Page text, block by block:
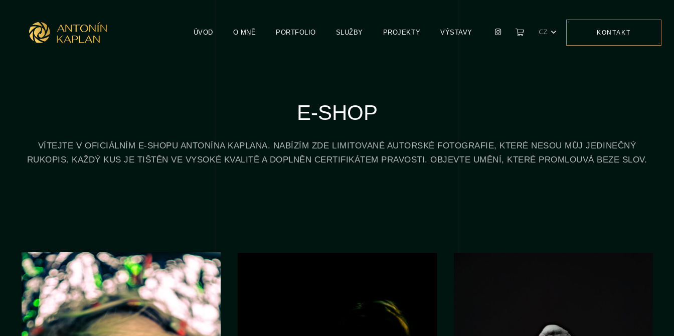
ÚVOD O MNĚ PORTFOLIO SLUŽBY PROJEKTY VÝSTAVY CZ KONTAKT
E-SHOP
VÍTEJTE V OFICIÁLNÍM E-SHOPU ANTONÍNA KAPLANA. NABÍZÍM ZDE LIMITOVANÉ AUTORSKÉ FOTOGRAFIE, KTERÉ NESOU MŮJ JEDINEČNÝ
RUKOPIS. KAŽDÝ KUS JE TIŠTĚN VE VYSOKÉ KVALITĚ A DOPLNĚN CERTIFIKÁTEM PRAVOSTI. OBJEVTE UMĚNÍ, KTERÉ PROMLOUVÁ BEZE SLOV.